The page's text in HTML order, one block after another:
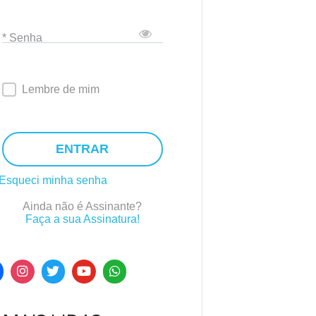
* Senha
Lembre de mim
ENTRAR
Esqueci minha senha
Ainda não é Assinante?
Faça a sua Assinatura!